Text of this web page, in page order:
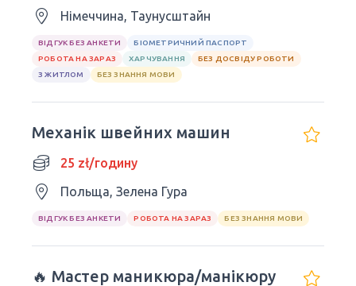
Німеччина, Таунусштайн
ВІДГУК БЕЗ АНКЕТИ
БІОМЕТРИЧНИЙ ПАСПОРТ
РОБОТА НА ЗАРАЗ
ХАРЧУВАННЯ
БЕЗ ДОСВІДУ РОБОТИ
З ЖИТЛОМ
БЕЗ ЗНАННЯ МОВИ
Механік швейних машин
25 zł/годину
Польща, Зелена Гура
ВІДГУК БЕЗ АНКЕТИ РОБОТА НА ЗАРАЗ БЕЗ ЗНАННЯ МОВИ
🔥 Мастер маникюра/манікюру